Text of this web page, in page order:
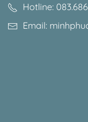
Hotline:
Email: